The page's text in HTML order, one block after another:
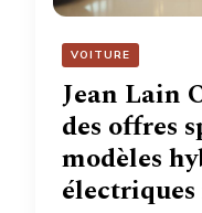
VOITURE
Jean Lain
des offres
modèles